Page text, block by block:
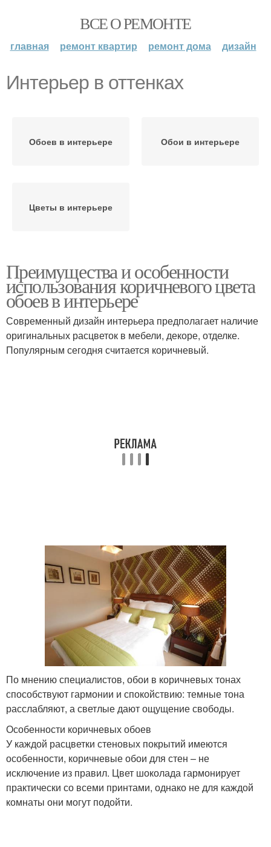
ВСЕ О РЕМОНТЕ
главная ремонт квартир ремонт дома дизайн
Интерьер в оттенках
Обоев в интерьере Обои в интерьере
Цветы в интерьере
Преимущества и особенности
использования коричневого цвета
обоев в интерьере
Современный дизайн интерьера предполагает наличие
оригинальных расцветок в мебели, декоре, отделке.
Популярным сегодня считается коричневый.
По мнению специалистов, обои в коричневых тонах
способствуют гармонии и спокойствию: темные тона
расслабляют, а светлые дают ощущение свободы.
Особенности коричневых обоев
У каждой расцветки стеновых покрытий имеются
особенности, коричневые обои для стен – не
исключение из правил. Цвет шоколада гармонирует
практически со всеми принтами, однако не для каждой
комнаты они могут подойти.